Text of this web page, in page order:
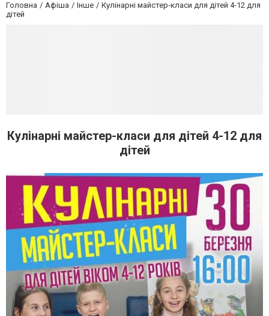
Головна Афіша Інше
Кулінарні майстер-класи для дітей 4-12 для
дітей
Кулінарні майстер-класи для дітей 4-12 для
дітей